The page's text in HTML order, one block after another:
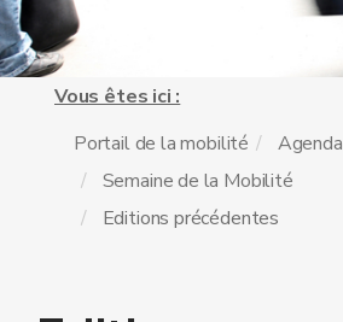
Vous êtes ici :
Portail de la mobilité
Agenda
Semaine de la Mobilité
Editions précédentes